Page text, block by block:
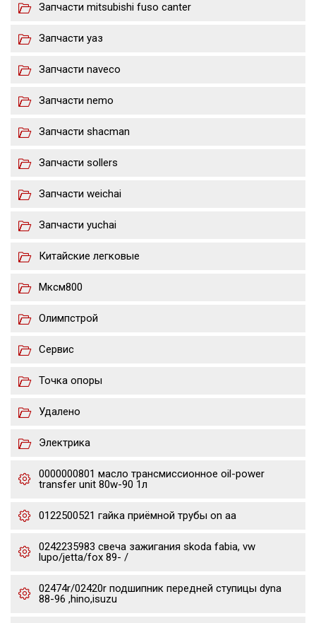
Запчасти mitsubishi fuso canter
Запчасти уаз
Запчасти naveco
Запчасти nemo
Запчасти shacman
Запчасти sollers
Запчасти weichai
Запчасти yuchai
Китайские легковые
Мксм800
Олимпстрой
Сервис
Точка опоры
Удалено
Электрика
0000000801 масло трансмиссионное oil-power
transfer unit 80w-90 1л
0122500521 гайка приёмной трубы on aa
0242235983 свеча зажигания skoda fabia, vw
lupo/jetta/fox 89- /
02474r/02420r подшипник передней ступицы dyna
88-96 ,hino,isuzu